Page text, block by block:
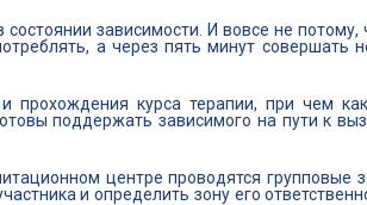
зависимости. И вовсе не потому,
а через пять минут совершать
курса терапии, при чем
поддержать зависимого на пути к
центре проводятся групповые
и определить зону его